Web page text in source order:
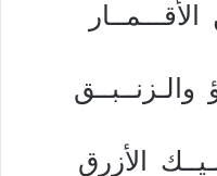
والـزنــبــق
الأزرق